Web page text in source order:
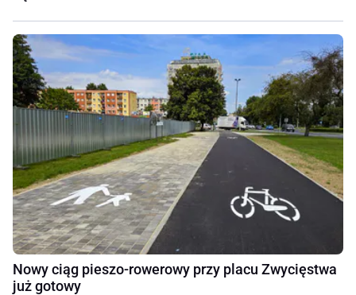
Nowy ciąg pieszo-rowerowy przy placu Zwycięstwa
już gotowy